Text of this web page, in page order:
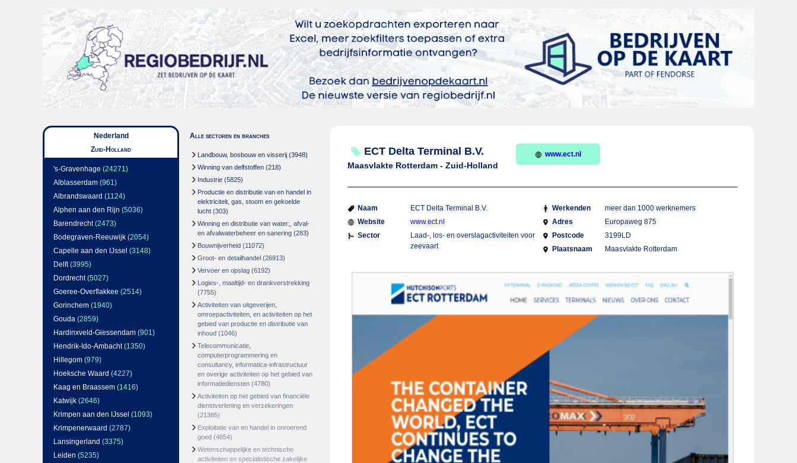
Nederland
Zuid-Holland
's-Gravenhage (24271)
Alblasserdam (961)
Albrandswaard (1124)
Alphen aan den Rijn (5036)
Barendrecht(2473)
Bodegraven-Reeuwijk (2054)
Capelle aan den IJssel (3148)
Delft(3995)
Dordrecht(5027)
Goeree-Overflakkee (2514)
Gorinchem (1940)
Gouda (2859)
Hardinxveld-Giessendam (901)
Hendrik-Ido-Ambacht(1350)
Hillegom (979)
Hoeksche Waard (4227)
Kaag en Braassem (1416)
Katwijk (2646)
Krimpen aan den IJssel (1093)
Krimpenerwaard (2787)
Lansingerland (3375)
Leiden (5235)
Alle sectoren en branches
Landbouw, bosbouw en visserij (3948)
Winning van delfstoffen (218)
Industrie (5825)
Productie en distributie van en handel in
elektriciteit, gas, stoom en gekoelde
lucht (303)
Winning en distributie van water;, afval-
en afvalwaterbeheer en sanering (283)
Bouwnijverheid (11072)
Groot- en detailhandel (26913)
Vervoer en opslag (6192)
Logies-, maaltijd- en drankverstrekking
(7755)
Activiteiten van uitgeverijen,
omroepactiviteiten, en activiteiten op het
gebied van productie en distributie van
inhoud (1046)
Telecommunicatie,
computerprogrammering en
consultancy, informatica-infrastructuur
en overige activiteiten op het gebied van
informatiediensten (4780)
Activiteiten op het gebied van financiële
dienstverlening en verzekeringen
(21385)
Exploitatie van en handel in onroerend
goed (4854)
Wetenschappelijke en technische
activiteiten en specialistische zakelijke
ECT Delta Terminal B.V.
Maasvlakte Rotterdam - Zuid-Holland
www.ect.nl
Naam
ECT Delta Terminal B.V.
Website
www.ect.nl
Sector
Laad-, los- en overslagactiviteiten voor
zeevaart
Werkenden
meer dan 1000 werknemers
Adres
Europaweg 875
Postcode
3199LD
Plaatsnaam
Maasvlakte Rotterdam